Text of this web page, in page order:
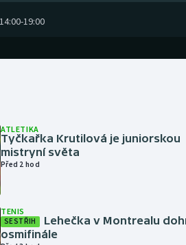
14:00-19:00
ATLETIKA
Tyčkařka Krutilová je juniorskou
mistryní světa
Před 2 hod
TENIS
SESTŘIH
Lehečka v Montrealu
osmifinále